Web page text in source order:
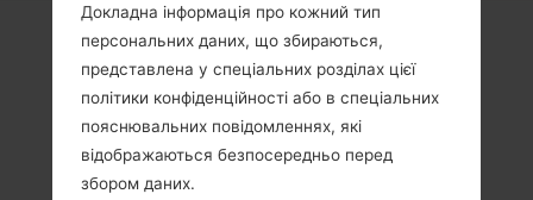
Огляд
LGKM553(LGKM553)
Докладна інформація про кожний тип
персональних даних, що збираються,
представлена у спеціальних розділах цієї
політики конфіденційності або в спеціальних
пояснювальних повідомленнях, які
відображаються безпосередньо перед
збором даних.